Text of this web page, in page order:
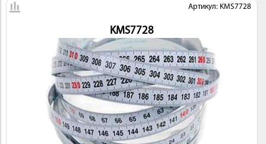
Артикул: KMS7728
KMS7728